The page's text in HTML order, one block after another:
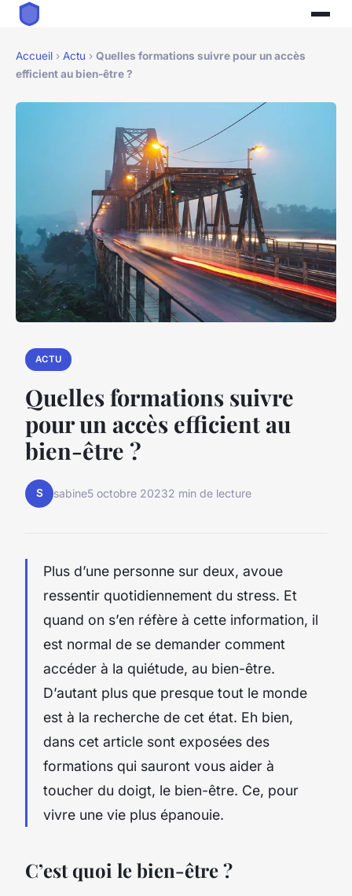
Accueil › Actu › Quelles formations suivre pour un accès
efficient au bien-être ?
ACTU
Quelles formations suivre
pour un accès efficient au
bien-être ?
S sabine5 octobre 20232 min de lecture
Plus d’une personne sur deux, avoue
ressentir quotidiennement du stress. Et
quand on s’en réfère à cette information, il
est normal de se demander comment
accéder à la quiétude, au bien-être.
D’autant plus que presque tout le monde
est à la recherche de cet état. Eh bien,
dans cet article sont exposées des
formations qui sauront vous aider à
toucher du doigt, le bien-être. Ce, pour
vivre une vie plus épanouie.
C’est quoi le bien-être ?